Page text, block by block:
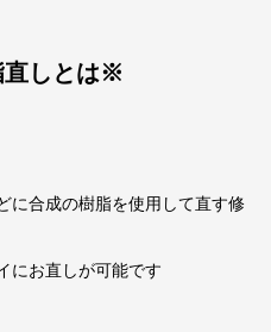
しとは※
に合成の樹脂を使用して直す修
にお直しが可能です